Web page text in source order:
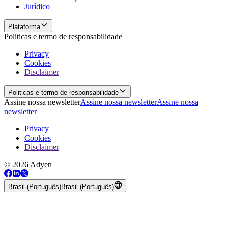
Jurídico
Plataforma
Politicas e termo de responsabilidade
Privacy
Cookies
Disclaimer
Politicas e termo de responsabilidade
Assine nossa newsletterAssine nossa newsletterAssine nossa
newsletter
Privacy
Cookies
Disclaimer
© 2026 Adyen
Brasil (Português)Brasil (Português)